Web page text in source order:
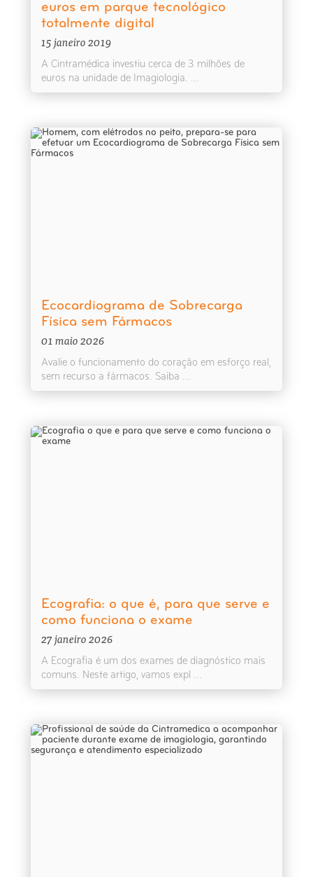
euros em parque tecnológico
totalmente digital
15 janeiro 2019
A Cintramédica investiu cerca de 3 milhões de
euros na unidade de Imagiologia. ...
Ecocardiograma de Sobrecarga
Física sem Fármacos
01 maio 2026
Avalie o funcionamento do coração em esforço real,
sem recurso a fármacos. Saiba ...
Ecografia: o que é, para que serve e
como funciona o exame
27 janeiro 2026
A Ecografia é um dos exames de diagnóstico mais
comuns. Neste artigo, vamos expl ...